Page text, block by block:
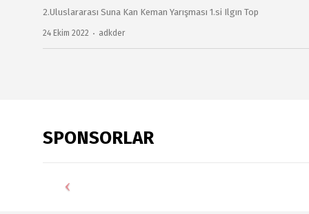
2.Uluslararası Suna Kan Keman Yarışması 1.si Ilgın Top
24 Ekim 2022 Author
adkder
SPONSORLAR